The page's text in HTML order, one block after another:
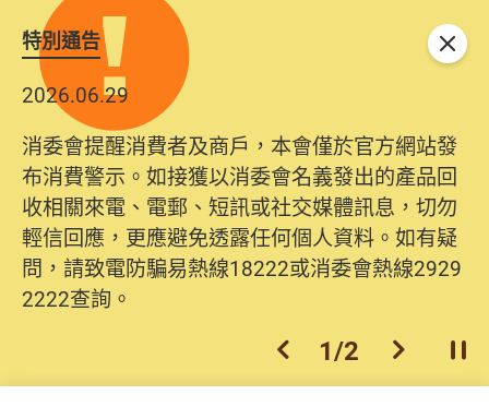
特別通告
2026.06.29
消委會提醒消費者及商戶，本會僅於官方網站發
布消費警示。如接獲以消委會名義發出的產品回
收相關來電、電郵、短訊或社交媒體訊息，切勿
輕信回應，更應避免透露任何個人資料。如有疑
問，請致電防騙易熱線18222或消委會熱線2929
2222查詢。
上一個
1/2 下一個開
關閉